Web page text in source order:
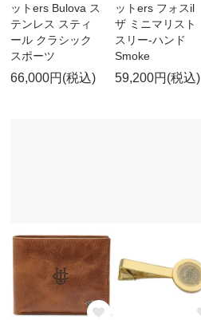
ットers Bulova ス
テンレス スティ
ール クラシック
スポーツ
66,000円(税込)
ットers フォスil
ザ ミニマリスト
スリー-ハンド
Smoke
59,200円(税込)